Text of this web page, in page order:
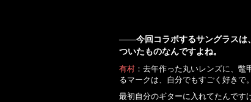
――今回コラボするサングラスは
ついたものなんですよね。
有村 ：去年作った丸いレンズに、
るマークは、自分でもすごく好きで。
最初自分のギターに入れてたんです